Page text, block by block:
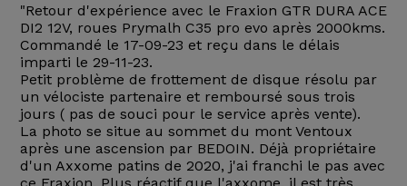
"Retour d'expérience avec le Fraxion GTR DURA ACE
DI2 12V, roues Prymalh C35 pro evo après 2000kms.
Commandé le 17-09-23 et reçu dans le délais
imparti le 29-11-23.
Petit problème de frottement de disque résolu par
un vélociste partenaire et remboursé sous trois
jours ( pas de souci pour le service après vente).
La photo se situe au sommet du mont Ventoux
après une ascension par BEDOIN. Déjà propriétaire
d'un Axxome patins de 2020, j'ai franchi le pas avec